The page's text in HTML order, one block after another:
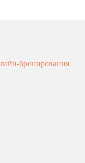
бронирования